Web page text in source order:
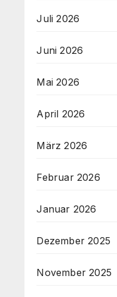
Juli 2026
Juni 2026
Mai 2026
April 2026
März 2026
Februar 2026
Januar 2026
Dezember 2025
November 2025